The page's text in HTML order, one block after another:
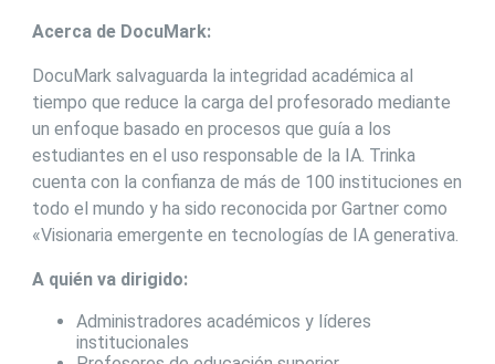
Acerca de DocuMark:
DocuMark salvaguarda la integridad académica al
tiempo que reduce la carga del profesorado mediante
un enfoque basado en procesos que guía a los
estudiantes en el uso responsable de la IA. Trinka
cuenta con la confianza de más de 100 instituciones en
todo el mundo y ha sido reconocida por Gartner como
«Visionaria emergente en tecnologías de IA generativa.
A quién va dirigido:
Administradores académicos y líderes
institucionales